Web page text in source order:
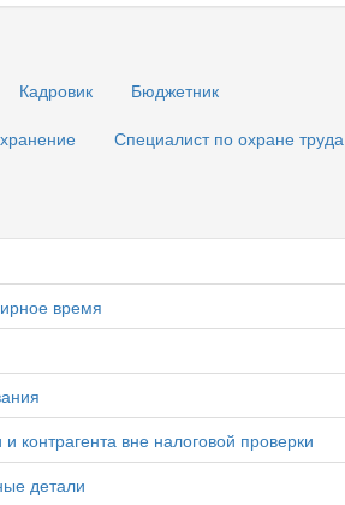
Кадровик
Бюджетник
Специалист по охране труда
время
контрагента вне налоговой проверки
детали